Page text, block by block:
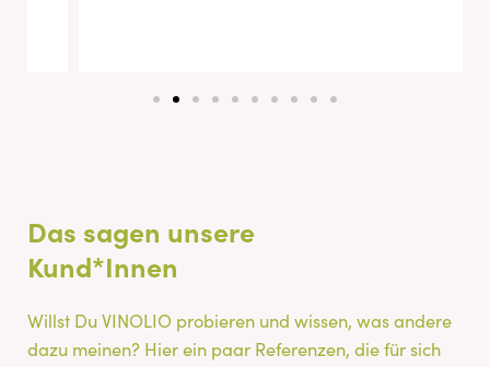
Das sagen unsere
Kund*Innen
Willst Du VINOLIO probieren und wissen, was andere
dazu meinen? Hier ein paar Referenzen, die für sich